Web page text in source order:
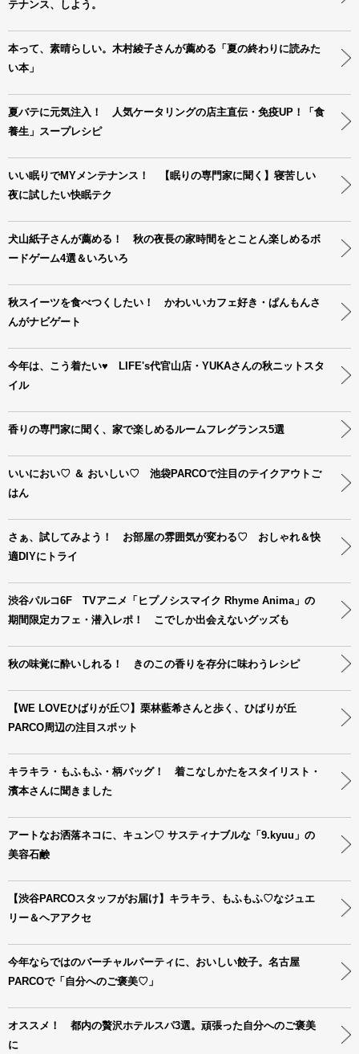
テナンス、しよう。
本って、素晴らしい。木村綾子さんが薦める「夏の終わりに読みた
い本」
夏バテに元気注入！ 人気ケータリングの店主直伝・免疫UP！「食
養生」スープレシピ
いい眠りでMYメンテナンス！ 【眠りの専門家に聞く】寝苦しい
夜に試したい快眠テク
犬山紙子さんが薦める！ 秋の夜長の家時間をとことん楽しめるボ
ードゲーム4選＆いろいろ
秋スイーツを食べつくしたい！ かわいいカフェ好き・ぱんもんさ
んがナビゲート
今年は、こう着たい♥ LIFE's代官山店・YUKAさんの秋ニットスタ
イル
香りの専門家に聞く、家で楽しめるルームフレグランス5選
いいにおい♡ ＆ おいしい♡ 池袋PARCOで注目のテイクアウトご
はん
さぁ、試してみよう！ お部屋の雰囲気が変わる♡ おしゃれ＆快
適DIYにトライ
渋谷パルコ6F TVアニメ「ヒプノシスマイク Rhyme Anima」の
期間限定カフェ・潜入レポ！ こでしか出会えないグッズも
秋の味覚に酔いしれる！ きのこの香りを存分に味わうレシピ
【WE LOVEひばりが丘♡】栗林藍希さんと歩く、ひばりが丘
PARCO周辺の注目スポット
キラキラ・もふもふ・柄バッグ！ 着こなしかたをスタイリスト・
濱本さんに聞きました
アートなお洒落ネコに、キュン♡ サスティナブルな「9.kyuu」の
美容石鹸
【渋谷PARCOスタッフがお届け】キラキラ、もふもふ♡なジュエ
リー＆ヘアアクセ
今年ならではのバーチャルパーティに、おいしい餃子。名古屋
PARCOで「自分へのご褒美♡」
オススメ！ 都内の贅沢ホテルスパ3選。頑張った自分へのご褒美
に